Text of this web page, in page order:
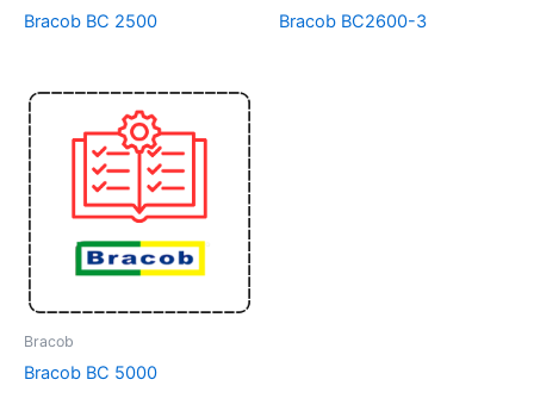
Bracob BC 2500 Bracob BC2600-3
Bracob
Bracob BC 5000